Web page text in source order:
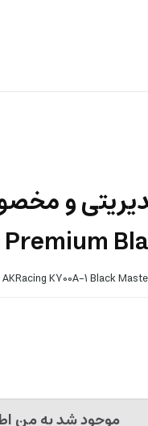
و
AKRacing K700A-1 Black
موجود شد به من